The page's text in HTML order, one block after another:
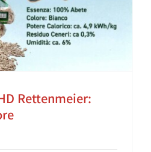
Rettenmeier: